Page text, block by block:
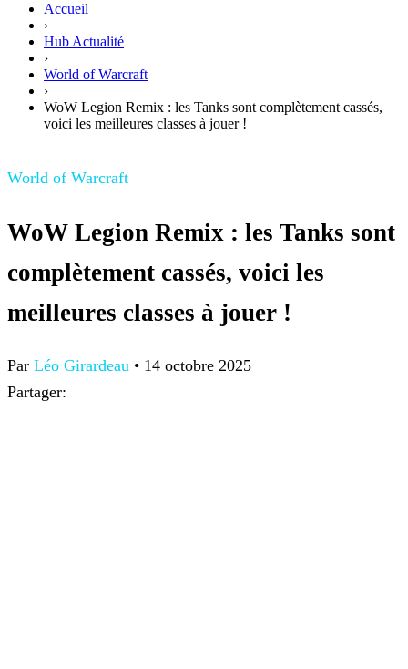
Accueil
›
Hub Actualité
›
World of Warcraft
›
WoW Legion Remix : les Tanks sont complètement cassés,
voici les meilleures classes à jouer !
World of Warcraft
WoW Legion Remix : les Tanks sont
complètement cassés, voici les
meilleures classes à jouer !
Par Léo Girardeau • 14 octobre 2025
Partager: